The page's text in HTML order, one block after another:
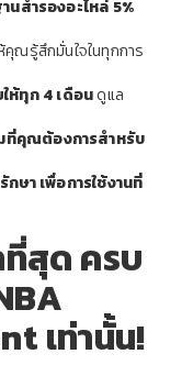
สำรองอะไหล่ 5%
คุณรู้สึกมั่นใจในทุกการ
ห้ทุก 4 เดือนดูแล
ที่คุณต้องการสำหรับ
ษา เพื่อการใช้งานที่
สุด ครบ
เท่านั้น!